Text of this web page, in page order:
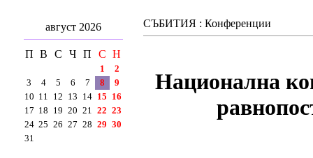
август 2026
П В С Ч П С Н
1
2
3
4 5 6 7 8
9
10 11 12 13 14 15 16
17 18 19 20 21 22 23
24 25 26 27 28 29 30
31
СЪБИТИЯ : Конференции
Национална